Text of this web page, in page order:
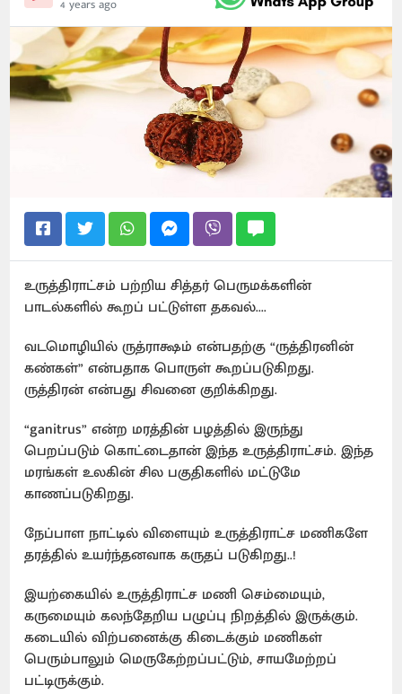
4 years ago
உருத்திராட்சம் பற்றிய சித்தர் பெருமக்களின்
பாடல்களில் கூறப் பட்டுள்ள தகவல்....
வடமொழியில் ருத்ராக்ஷம் என்பதற்கு “ருத்திரனின்
கண்கள்” என்பதாக பொருள் கூறப்படுகிறது.
ருத்திரன் என்பது சிவனை குறிக்கிறது.
“ganitrus” என்ற மரத்தின் பழத்தில் இருந்து
பெறப்படும் கொட்டைதான் இந்த உருத்திராட்சம். இந்த
மரங்கள் உலகின் சில பகுதிகளில் மட்டுமே
காணப்படுகிறது.
நேப்பாள நாட்டில் விளையும் உருத்திராட்ச மணிகளே
தரத்தில் உயர்ந்தனவாக கருதப் படுகிறது..!
இயற்கையில் உருத்திராட்ச மணி செம்மையும்,
கருமையும் கலந்தேறிய பழுப்பு நிறத்தில் இருக்கும்.
கடையில் விற்பனைக்கு கிடைக்கும் மணிகள்
பெரும்பாலும் மெருகேற்றப்பட்டும், சாயமேற்றப்
பட்டிருக்கும்.